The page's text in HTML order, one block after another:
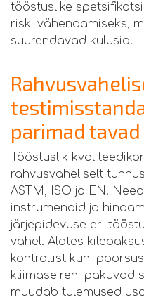
tööstuslike
riski vähendamiseks,
suurendavad kulusid.
parimad tavad
Tööstuslik
rahvusvaheliselt
ASTM, ISO ja EN.
instrumendid ja
järjepidevuse eri
vahel. Alates
kontrollist kuni
kliimaseireni pakuvad
muudab tulemused